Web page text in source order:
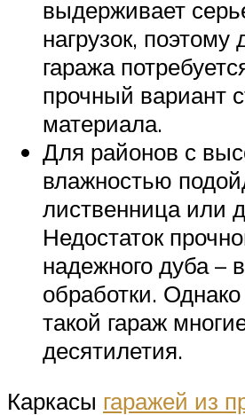
выдерживает
нагрузок, поэтому
гаража
прочный вариант
материала.
Для районов с
влажностью
лиственница или
Недостаток
надежного дуба –
обработки.
такой гараж
десятилетия.
Каркасы гаражей из